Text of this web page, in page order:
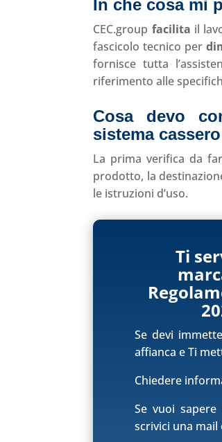
In che cosa mi
CEC.group facilita il
fascicolo tecnico per
fornisce tutta
riferimento alle
Cosa devo
sistema
La prima verifica da
prodotto, la
le istruzioni d’uso.
Ti
Se devi
affianca e Ti
Chiedere
Se vuoi sapere
scrivici una